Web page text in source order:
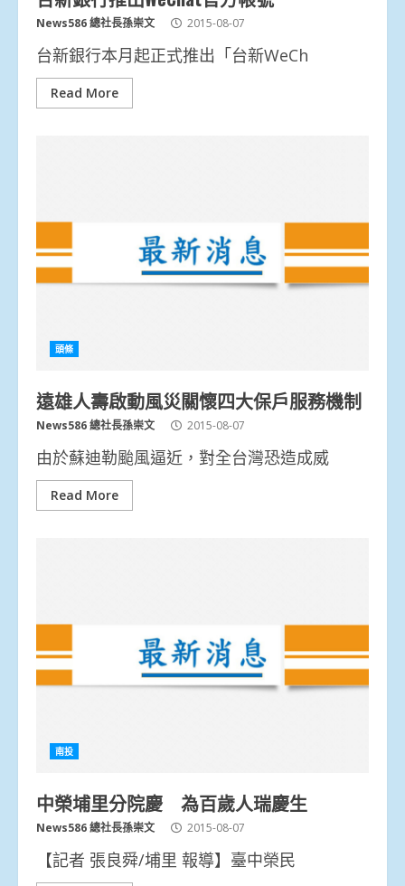
News586 總社長孫崇文 2015-08-07
台新銀行本月起正式推出「台新WeCh
Read More
頭條
遠雄人壽啟動風災關懷四大保戶服務機制
News586 總社長孫崇文 2015-08-07
由於蘇迪勒颱風逼近，對全台灣恐造成威
Read More
南投
中榮埔里分院慶 為百歲人瑞慶生
News586 總社長孫崇文 2015-08-07
【記者 張良舜/埔里 報導】臺中榮民